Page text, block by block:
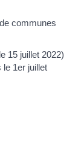
communes
15 juillet 2022)
le 1er juillet